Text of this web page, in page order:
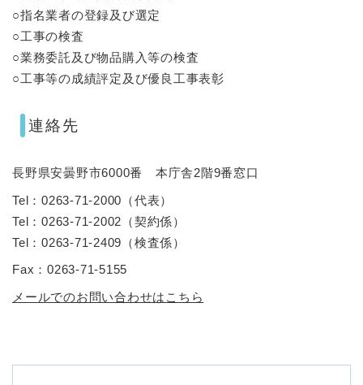
○指名業者の登録及び選定
○工事の検査
○業務委託及び物品購入等の検査
○工事等の成績評定及び優良工事表彰
連絡先
長野県安曇野市6000番 本庁舎2階9番窓口
Tel：0263‐71‐2000 （代表）
Tel：0263‐71‐2002 （契約係）
Tel：0263‐71‐2409 （検査係）
Fax：0263‐71‐5155
メールでのお問い合わせはこちら